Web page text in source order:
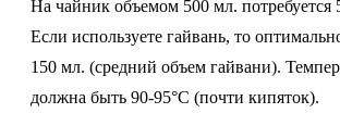
На чайник объемом 500 мл. потребуется
Если используете гайвань, то
150 мл. (средний объем гайвани).
должна быть 90-95°C (почти кипяток).